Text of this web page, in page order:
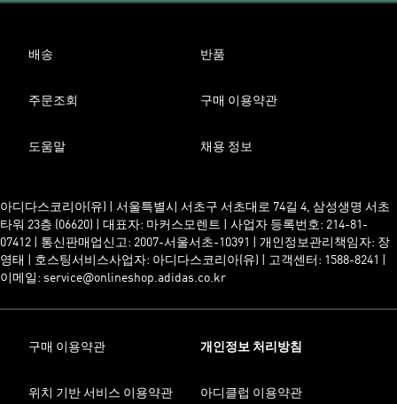
배송 반품
주문조회 구매 이용약관
도움말 채용 정보
아디다스코리아(유) | 서울특별시 서초구 서초대로 74길 4, 삼성생명 서초
타워 23층 (06620) | 대표자: 마커스모렌트 | 사업자 등록번호: 214-81-
07412 | 통신판매업신고: 2007-서울서초-10391 | 개인정보관리책임자: 장
영태 | 호스팅서비스사업자: 아디다스코리아(유) | 고객센터: 1588-8241 |
이메일: service@onlineshop.adidas.co.kr
구매 이용약관 개인정보 처리방침
위치 기반 서비스 이용약관 아디클럽 이용약관